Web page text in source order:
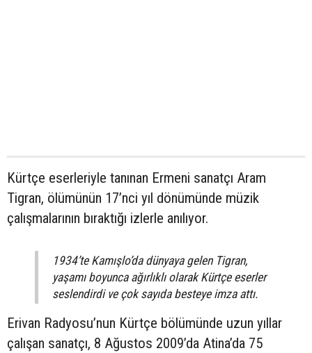
Kürtçe eserleriyle tanınan Ermeni sanatçı Aram
Tigran, ölümünün 17’nci yıl dönümünde müzik
çalışmalarının bıraktığı izlerle anılıyor.
1934’te Kamışlo’da dünyaya gelen Tigran,
yaşamı boyunca ağırlıklı olarak Kürtçe eserler
seslendirdi ve çok sayıda besteye imza attı.
Erivan Radyosu’nun Kürtçe bölümünde uzun yıllar
çalışan sanatçı, 8 Ağustos 2009’da Atina’da 75